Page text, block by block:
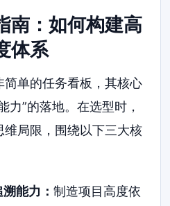
南：如何构建高
体系
单的任务看板，其核心
力”的落地。在选型时，
局限，围绕以下三大核
溯能力：制造项目高度依